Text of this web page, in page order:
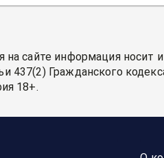
на сайте информация носит
437(2) Гражданского
18+.